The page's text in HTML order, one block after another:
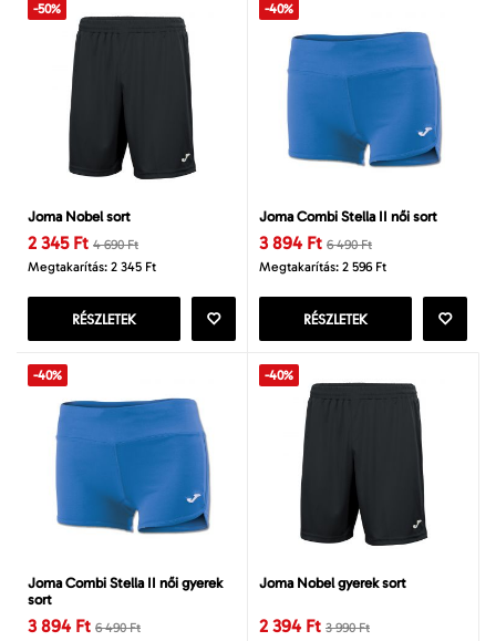
-50%
Joma Nobel sort
2 345 Ft 4 690 Ft
Megtakarítás: 2 345 Ft
RÉSZLETEK
-40%
Joma Combi Stella II női sort
3 894 Ft 6 490 Ft
Megtakarítás: 2 596 Ft
RÉSZLETEK
-40%
Joma Combi Stella II női gyerek
sort
3 894 Ft 6 490 Ft
-40%
Joma Nobel gyerek sort
2 394 Ft 3 990 Ft